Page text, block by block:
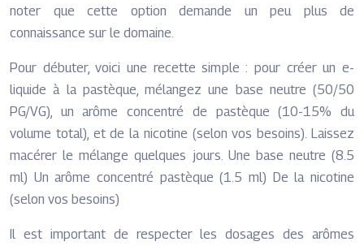
noter que cette option demande un peu plus de
connaissance sur le domaine.
Pour débuter, voici une recette simple : pour créer un e-
liquide à la pastèque, mélangez une base neutre (50/50
PG/VG), un arôme concentré de pastèque (10-15% du
volume total), et de la nicotine (selon vos besoins). Laissez
macérer le mélange quelques jours. Une base neutre (8.5
ml) Un arôme concentré pastèque (1.5 ml) De la nicotine
(selon vos besoins)
Il est important de respecter les dosages des arômes